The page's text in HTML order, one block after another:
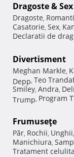
Dragoste & Sex
Dragoste,
Casatorie, Sex,
Declaratii de
Divertisment
Meghan Markle,
Depp, Teo
Smiley, Andra,
Trump, Program
Frumuseţe
Păr, Rochii, Unghii,
Manichiura,
Tratament celulita